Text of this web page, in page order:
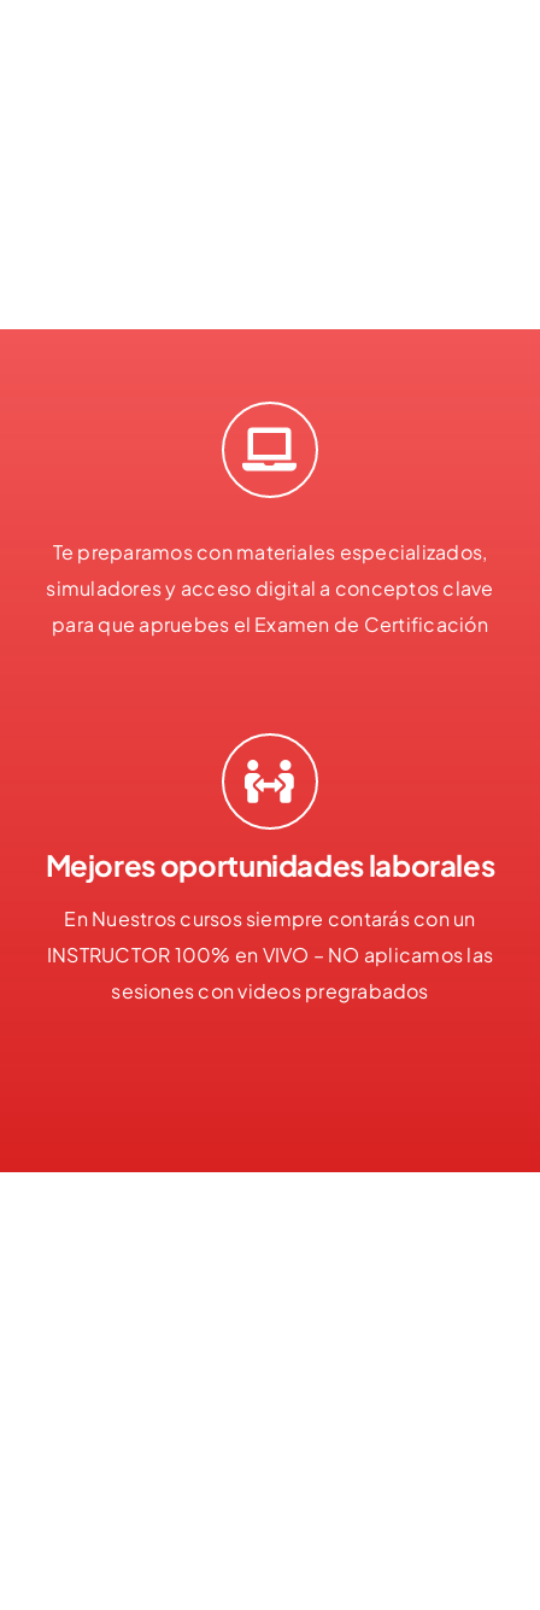
Te preparamos con materiales especializados,
simuladores y acceso digital a conceptos clave
para que apruebes el Examen de Certificación
Mejores oportunidades laborales
En Nuestros cursos siempre contarás con un
INSTRUCTOR 100% en VIVO – NO aplicamos las
sesiones con videos pregrabados